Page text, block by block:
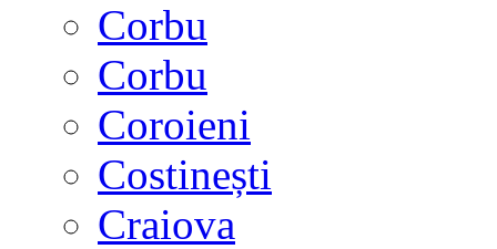
Corbu
Corbu
Coroieni
Costinești
Craiova